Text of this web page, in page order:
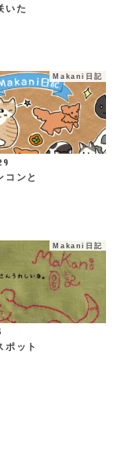
いた
Makani日記
コンと
Makani日記
ポット